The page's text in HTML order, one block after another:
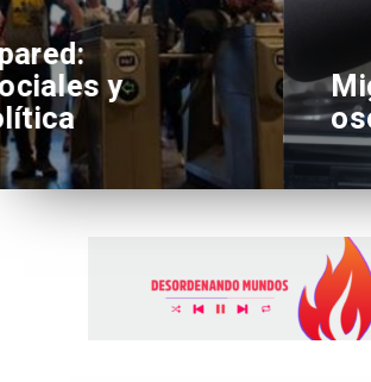
Miguel Mazzeo: El lado
oscuro del Nunca Más